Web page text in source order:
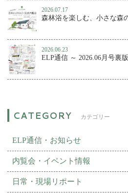
2026.07.17
2026.06.23
ELP通信 ～ 2026.06月号裏版
カテゴリー
ELP通信・お知らせ
内覧会・イベント情報
日常・現場リポート